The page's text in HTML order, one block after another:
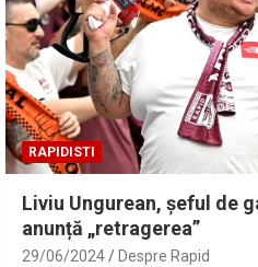
RAPIDISTI
Liviu Ungurean, șeful de
anunță „retragerea”
29/06/2024 Despre Rapid